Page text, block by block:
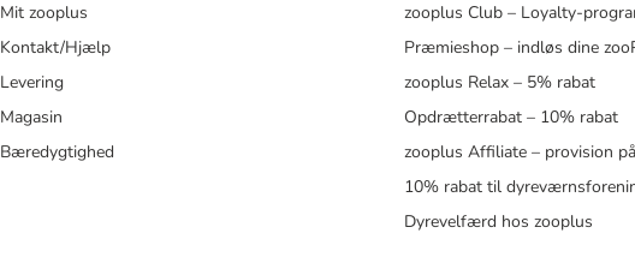
Mit zooplus
Kontakt/Hjælp
Levering
Magasin
Bæredygtighed
zooplus Club – Loyalty-
Præmieshop – indløs dine
zooplus Relax – 5% rabat
Opdrætterrabat – 10% rabat
zooplus Affiliate – provision
10% rabat til
Dyrevelfærd hos zooplus